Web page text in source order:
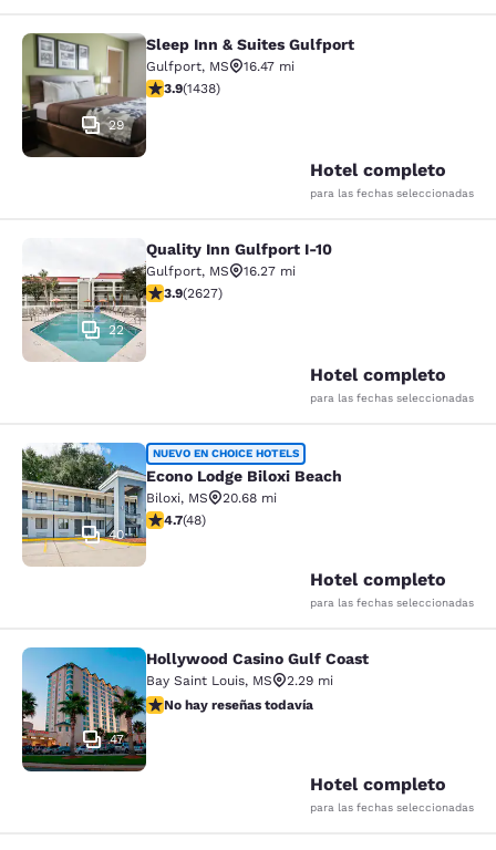
Sleep Inn & Suites Gulfport
29
Sleep Inn & Suites Gulfport
Gulfport, MS
16.47 mi
calificación de 3.85 estrellas. Bueno. 1438 reseñas
3.9(1438)
Hotel completo
para las fechas seleccionadas
Quality Inn Gulfport I-10
22
Quality Inn Gulfport I-10
Gulfport, MS
16.27 mi
calificación de 3.93 estrellas. Bueno. 2627 reseñas
3.9(2627)
Hotel completo
para las fechas seleccionadas
Econo Lodge Biloxi Beach
40
NUEVO EN CHOICE HOTELS
Econo Lodge Biloxi Beach
Biloxi, MS
20.68 mi
calificación de 4.73 estrellas. Excepcional. 48 reseñas
4.7(48)
Hotel completo
para las fechas seleccionadas
Hollywood Casino Gulf Coast
47
Hollywood Casino Gulf Coast
Bay Saint Louis, MS
2.29 mi
No hay reseñas todavía
No hay reseñas todavía
Hotel completo
para las fechas seleccionadas